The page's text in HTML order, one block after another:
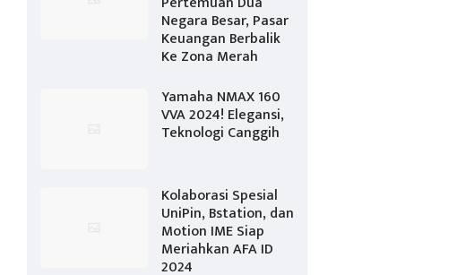
Negara Besar, Pasar
Keuangan Berbalik
Ke Zona Merah
Yamaha NMAX 160
VVA 2024! Elegansi,
Teknologi Canggih
Kolaborasi Spesial
UniPin, Bstation, dan
Motion IME Siap
Meriahkan AFA ID
2024